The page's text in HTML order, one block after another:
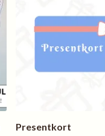
Presentkort